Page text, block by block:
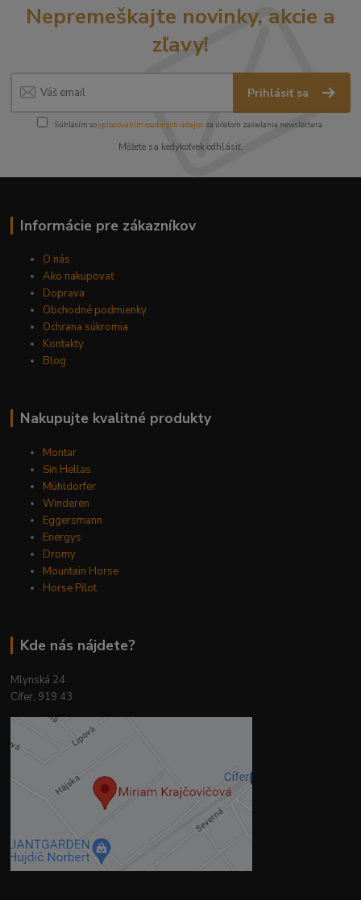
Nepremeškajte novinky, akcie a
zľavy!
Prihlásiť sa
Súhlasím sospracovaním osobných údajov za účelom zasielania newslettera.
Môžete sa kedykoľvek odhlásiť.
Informácie pre zákazníkov
O nás
Ako nakupovať
Doprava
Obchodné podmienky
Ochrana súkromia
Kontakty
Blog
Nakupujte kvalitné produkty
Montar
Sin Hellas
Mühldorfer
Winderen
Eggersmann
Energys
Dromy
Mountain Horse
Horse Pilot
Kde nás nájdete?
Mlynská 24
Cífer, 919 43